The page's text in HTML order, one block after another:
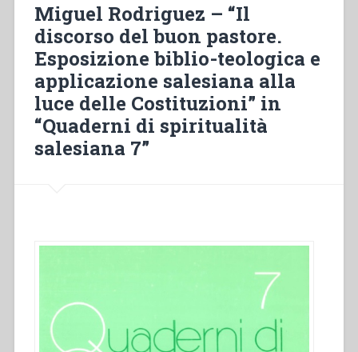
laicale
salesiana”
in
del
carisma
di
Don
Bosco
secolo
Congresso
internazionale
Miguel Rodriguez – “Il
discorso del buon pastore.
Esposizione biblio-teologica e
applicazione salesiana alla
luce delle Costituzioni” in
“Quaderni di spiritualità
salesiana 7”